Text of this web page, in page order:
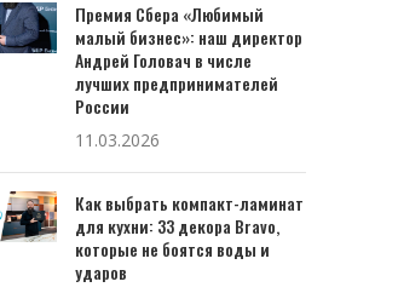
Премия Сбера «Любимый
малый бизнес»: наш директор
Андрей Головач в числе
лучших предпринимателей
России
11.03.2026
Как выбрать компакт-ламинат
для кухни: 33 декора Bravo,
которые не боятся воды и
ударов